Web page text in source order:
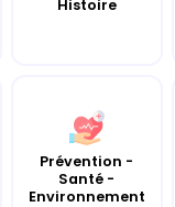
Histoire
Prévention -
Santé -
Environnement